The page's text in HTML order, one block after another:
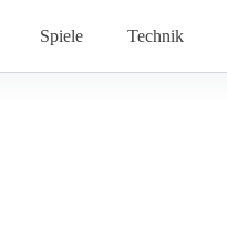
Spiele Technik